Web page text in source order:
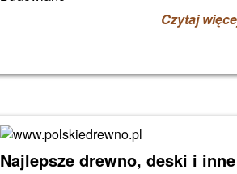
Czytaj
Najlepsze drewno, deski i inne